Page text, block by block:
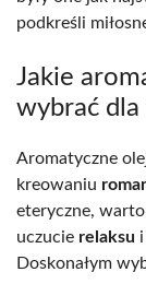
podkreśli
Jakie
wybrać
Aromatyczne
kreowaniu
eteryczne,
uczucie relaksu
Doskonałym